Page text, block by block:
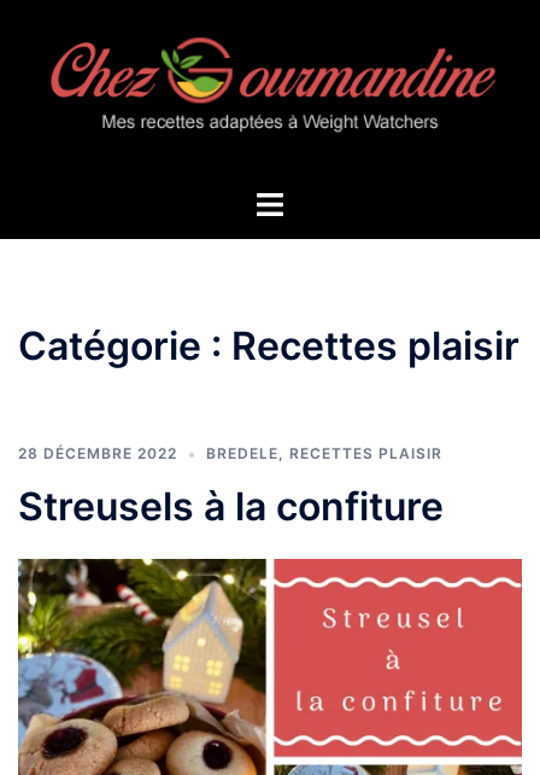
contenu
Ouvrir/fermer
Catégorie : Recettes plaisir
28 DÉCEMBRE 2022 BREDELE, RECETTES PLAISIR
Streusels à la confiture